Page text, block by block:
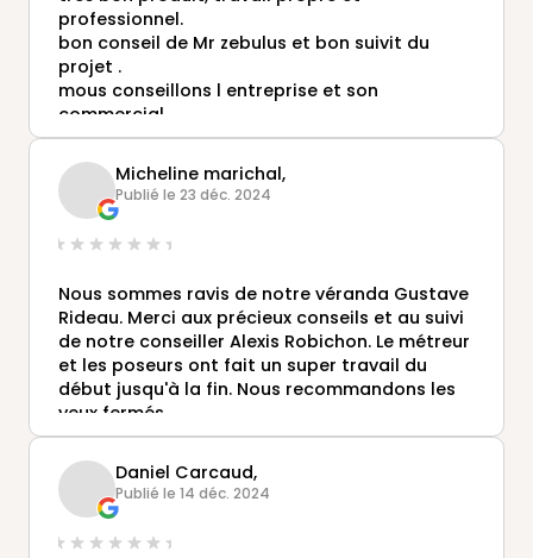
travail et de la gentillesse des deux
techniciens qui ont monté la véranda.
Expérience très positive donc, une entreprise
et de vrais professionnels que nous saurions
trop recommander
professionnel.
bon conseil de Mr zebulus et bon suivit du
projet .
mous conseillons l entreprise et son
commercial .
Micheline marichal,
Publié le 23 déc. 2024
Nous sommes ravis de notre véranda Gustave
Rideau. Merci aux précieux conseils et au suivi
de notre conseiller Alexis Robichon. Le métreur
et les poseurs ont fait un super travail du
début jusqu'à la fin. Nous recommandons les
yeux fermés.
Daniel Carcaud,
Publié le 14 déc. 2024